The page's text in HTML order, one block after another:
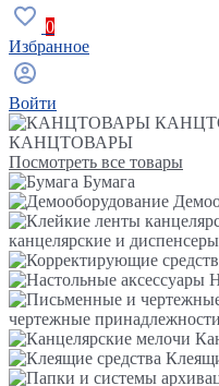
0
Избранное
Войти
КАНЦТОВАРЫ
Посмотреть все товары
Бумага
канцелярские и диспенсеры
чертежные принадлежности